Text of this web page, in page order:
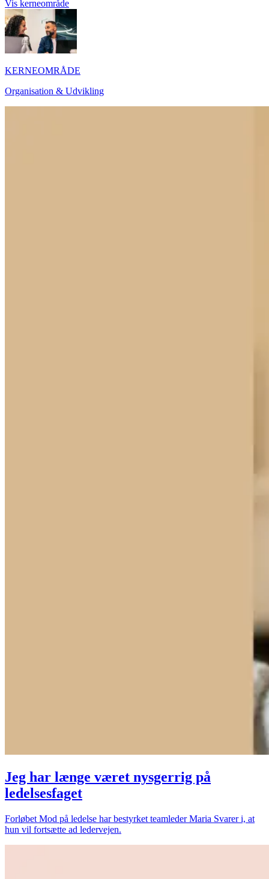
Vis kerneområde
KERNEOMRÅDE
Organisation & Udvikling
Jeg har længe været nysgerrig på
ledelsesfaget
Forløbet Mod på ledelse har bestyrket teamleder Maria Svarer i, at
hun vil fortsætte ad ledervejen.